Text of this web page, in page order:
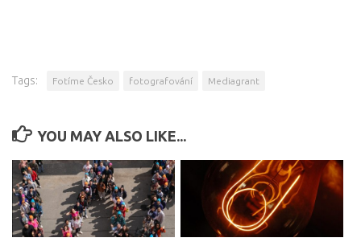
Tags: Fotíme Česko fotografování Mediagrant
YOU MAY ALSO LIKE...